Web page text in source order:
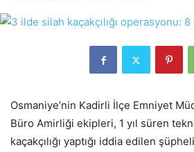
Osmaniye’nin Kadirli İlçe Emniyet
Büro Amirliği ekipleri, 1 yıl süren
kaçakçılığı yaptığı iddia edilen